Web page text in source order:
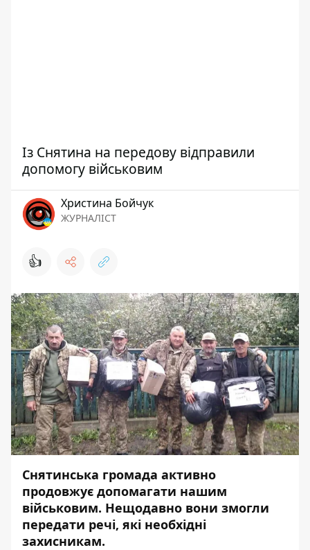
Із Снятина на передову відправили
допомогу військовим
Христина Бойчук
ЖУРНАЛІСТ
👍
Снятинська громада активно
продовжує допомагати нашим
військовим. Нещодавно вони змогли
передати речі, які необхідні
захисникам.